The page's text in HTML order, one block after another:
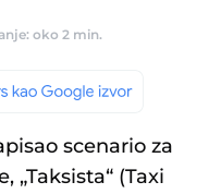
oko 2 min.
scenario za
„Taksista“ (Taxi